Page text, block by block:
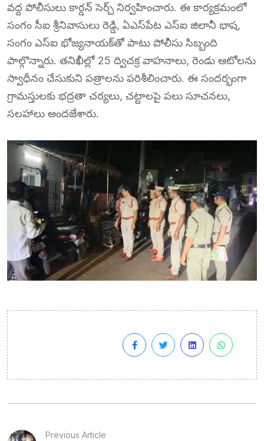
వద్ద పోలీసులు కార్డన్ సెర్చ్ నిర్వహించారు. ఈ కార్యక్రమంలో
సంగం సీఐ శ్రీనివాసులు రెడ్డి, ఏఎస్‌పేట ఎస్‌ఐ జిలానీ భాష,
సంగం ఎస్‌ఐ భోజ్యనాయక్‌తో పాటు పోలీసు సిబ్బంది
పాల్గొన్నారు. తనిఖీల్లో 25 ద్విచక్ర వాహనాలు, రెండు ఆటోలను
స్వాధీనం చేసుకుని పత్రాలను పరిశీలించారు. ఈ సందర్భంగా
గ్రామస్తులకు భద్రతా చర్యలు, చట్టాలపై పలు సూచనలు,
సలహాలు అందజేశారు.
Previous Article